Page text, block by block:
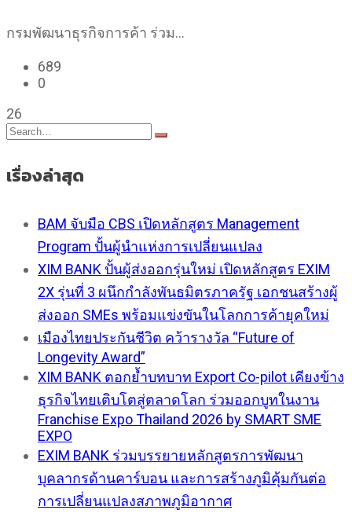
กรมพัฒนาธุรกิจการค้า ร่วม…
689
0
26
เรื่องล่าสุด
BAM จับมือ CBS เปิดหลักสูตร Management
Program ปั้นผู้นำแห่งการเปลี่ยนแปลง
XIM BANK ปั้นผู้ส่งออกรุ่นใหม่ เปิดหลักสูตร EXIM
2X รุ่นที่ 3 ผนึกกำลังพันธมิตรภาครัฐ เอกชนสร้างผู้
ส่งออก SMEs พร้อมแข่งขันในโลกการค้ายุคใหม่
เมืองไทยประกันชีวิต คว้ารางวัล “Future of
Longevity Award”
XIM BANK ตอกย้ำบทบาท Export Co-pilot เคียงข้าง
ธุรกิจไทยเติบโตสู่ตลาดโลก ร่วมออกบูทในงาน
Franchise Expo Thailand 2026 by SMART SME
EXPO
EXIM BANK ร่วมบรรยายหลักสูตรการพัฒนา
บุคลากรด้านคาร์บอน และการสร้างภูมิคุ้มกันต่อ
การเปลี่ยนแปลงสภาพภูมิอากาศ